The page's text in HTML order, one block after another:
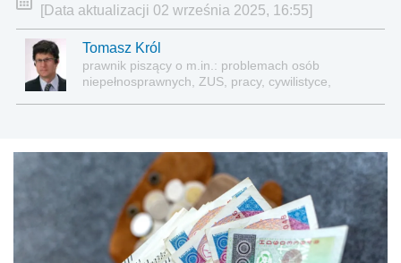
[Data aktualizacji 02 września 2025, 16:55]
Tomasz Król
prawnik piszący o m.in.: problemach osób
niepełnosprawnych, ZUS, pracy, cywilistyce,